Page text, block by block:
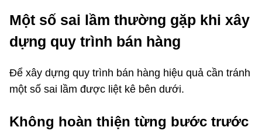
Một số sai lầm thường gặp khi xây
dựng quy trình bán hàng
Để xây dựng quy trình bán hàng hiệu quả cần tránh
một số sai lầm được liệt kê bên dưới.
Không hoàn thiện từng bước trước